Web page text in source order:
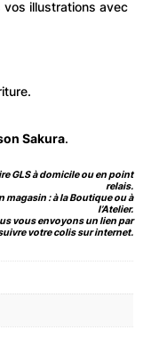
illustrations avec
Sakura.
GLS à domicile ou en point
relais.
magasin : à la Boutique ou à
l’Atelier.
vous envoyons un lien par
votre colis sur internet.